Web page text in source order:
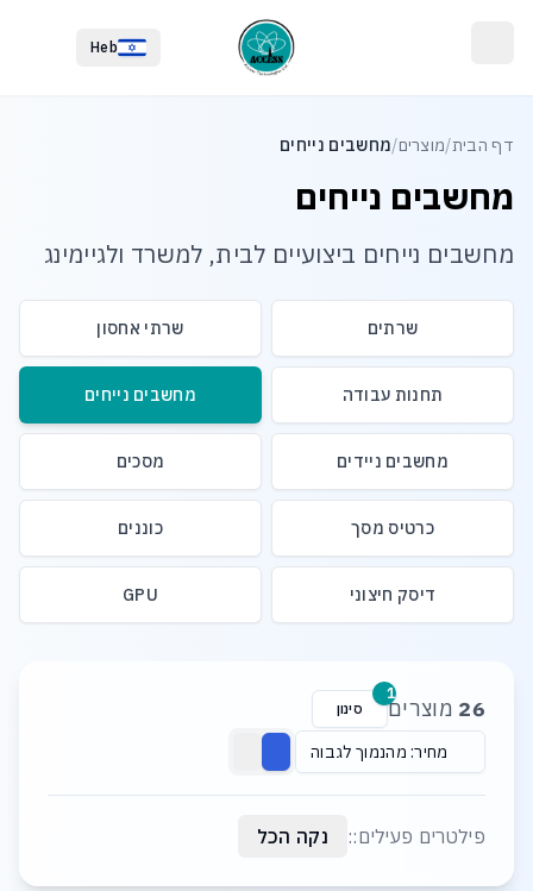
Heb
דף הבית/מוצרים/מחשבים נייחים
מחשבים נייחים
מחשבים נייחים ביצועיים לבית, למשרד ולגיימינג
שרתים שרתי אחסון
תחנות עבודה מחשבים נייחים
מחשבים ניידים מסכים
כרטיס מסך כוננים
דיסק חיצוני GPU
26 מוצרים סינון
1
מחיר: מהנמוך לגבוה
פילטרים פעילים:: נקה הכל